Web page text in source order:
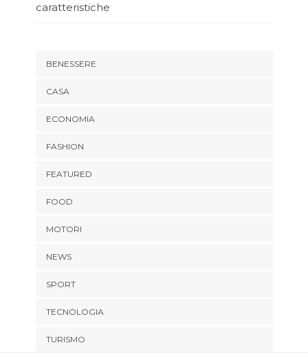
caratteristiche
BENESSERE
CASA
ECONOMIA
FASHION
FEATURED
FOOD
MOTORI
NEWS
SPORT
TECNOLOGIA
TURISMO